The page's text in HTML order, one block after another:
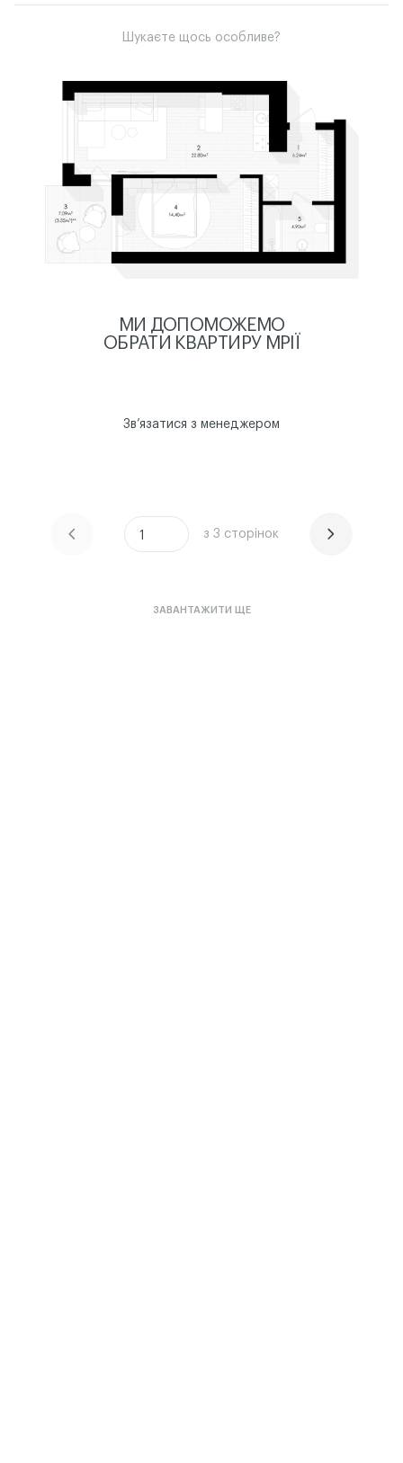
Шукаєте щось особливе?
МИ ДОПОМОЖЕМО
ОБРАТИ КВАРТИРУ МРІЇ
Звʼязатися з менеджером
ЧИТАТИ ІСТОРІЮ1 з 3 сторінок ЧИТАТИ ІСТОРІЮ
ЗАВАНТАЖИТИ ЩЕ